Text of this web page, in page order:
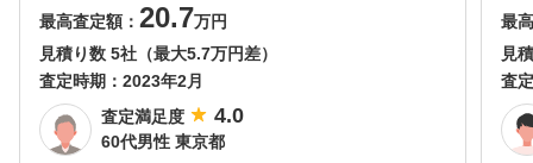
最高査定額： 20.7万円
見積り数 5社（最大5.7万円差）
査定時期： 2023年2月
査定満足度
4.0
60代男性 東京都
最
見
査